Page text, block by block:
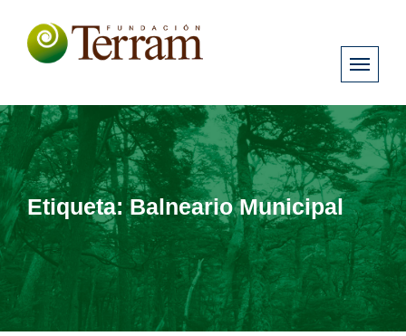
Etiqueta:Balneario Municipal